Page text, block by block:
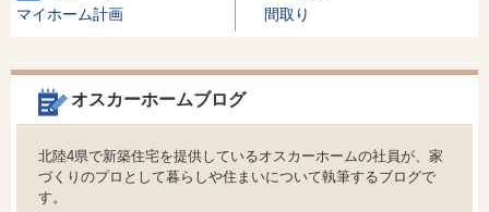
マイホーム計画
間取り
オスカーホームブログ
北陸4県で新築住宅を提供しているオスカーホームの社員が、家
づくりのプロとして暮らしや住まいについて執筆するブログで
す。